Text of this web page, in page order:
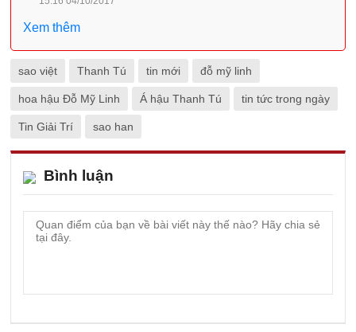
Xem thêm
sao việt Thanh Tú tin mới đỗ mỹ linh
hoa hậu Đỗ Mỹ Linh Á hậu Thanh Tú tin tức trong ngày
Tin Giải Trí sao han
Bình luận